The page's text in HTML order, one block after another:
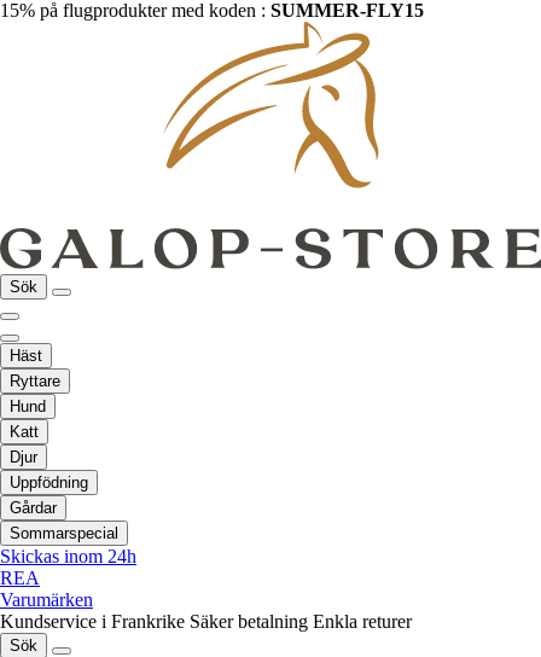
15% på flugprodukter med koden : SUMMER-FLY15
Sök
Häst
Ryttare
Hund
Katt
Djur
Uppfödning
Gårdar
Sommarspecial
Skickas inom 24h
REA
Varumärken
Kundservice i Frankrike Säker betalning Enkla returer
Sök